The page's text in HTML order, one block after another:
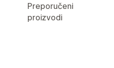
Preporučeni
proizvodi